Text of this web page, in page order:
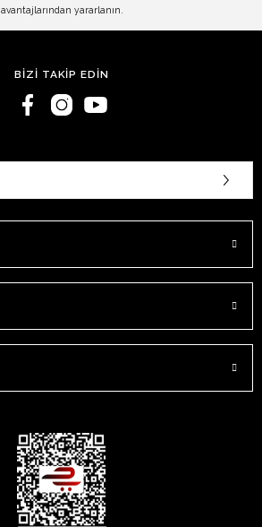
avantajlarından yararlanın.
BİZİ TAKİP EDİN